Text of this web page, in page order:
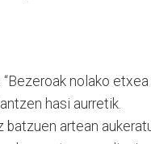
nolako etxea
hasi aurretik.
batzuen artean